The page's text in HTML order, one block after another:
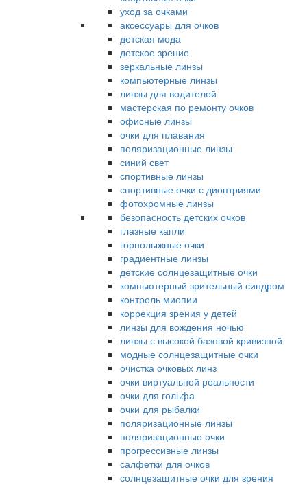
уход за очками
аксессуары для очков
детская мода
детское зрение
зеркальные линзы
компьютерные линзы
линзы для водителей
мастерская по ремонту очков
офисные линзы
очки для плавания
поляризационные линзы
синий свет
спортивные линзы
спортивные очки с диоптриями
фотохромные линзы
безопасность детских очков
глазные капли
горнолыжные очки
градиентные линзы
детские солнцезащитные очки
компьютерный зрительный синдром
контроль миопии
коррекция зрения у детей
линзы для вождения ночью
линзы с высокой базовой кривизной
модные солнцезащитные очки
очистка очковых линз
очки виртуальной реальности
очки для гольфа
очки для рыбалки
поляризационные линзы
поляризационные очки
прогрессивные линзы
салфетки для очков
солнцезащитные очки для зрения